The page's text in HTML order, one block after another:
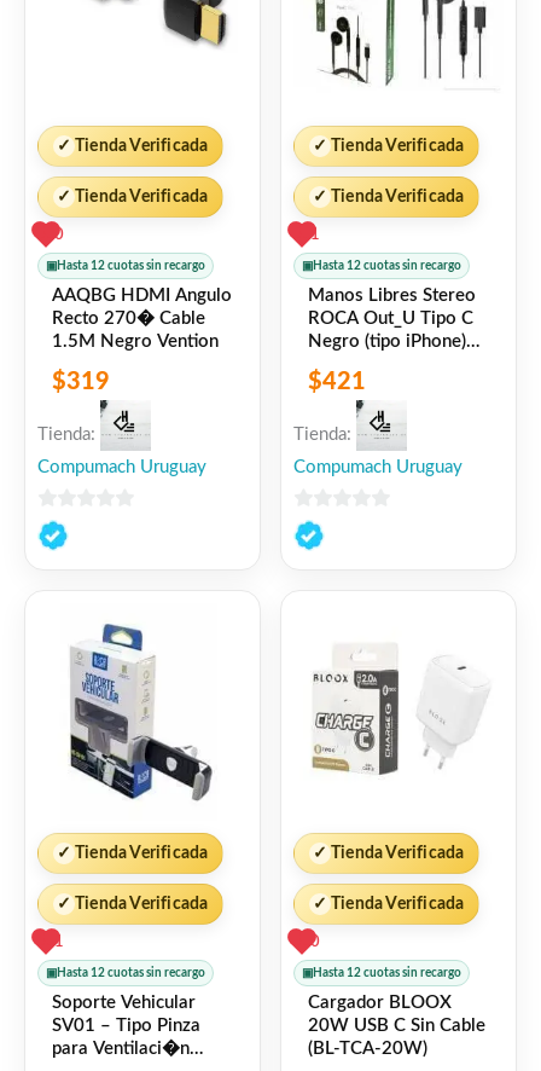
✓ Tienda Verificada
✓ Tienda Verificada
0
▣ Hasta 12 cuotas sin recargo
AAQBG HDMI Angulo
Recto 270� Cable
1.5M Negro Vention
$319
Tienda:
Compumach Uruguay
0
de
✓ Tienda Verificada
✓ Tienda Verificada
1
▣ Hasta 12 cuotas sin recargo
Manos Libres Stereo
ROCA Out_U Tipo C
Negro (tipo iPhone)
$421
Tienda:
Compumach Uruguay
0
de
✓ Tienda Verificada
✓ Tienda Verificada
1
▣ Hasta 12 cuotas sin recargo
Soporte Vehicular
SV01 – Tipo Pinza
para Ventilaci�n
✓ Tienda Verificada
✓ Tienda Verificada
0
▣ Hasta 12 cuotas sin recargo
Cargador BLOOX
20W USB C Sin Cable
(BL-TCA-20W)